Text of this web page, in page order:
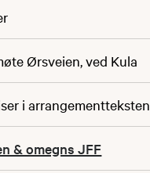
Ørsveien, ved Kula
i arrangementteksten
& omegns JFF